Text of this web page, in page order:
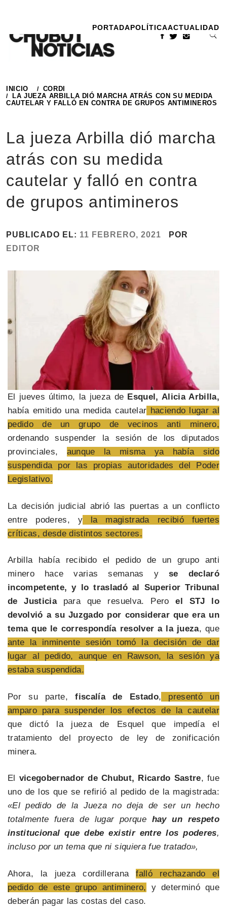
contenido
PORTADAPOLÍTICAACTUALIDAD
INICIO
CORDI
LA JUEZA ARBILLA DIÓ MARCHA ATRÁS CON SU MEDIDA
CAUTELAR Y FALLÓ EN CONTRA DE GRUPOS ANTIMINEROS
La jueza Arbilla dió marcha
atrás con su medida
cautelar y falló en contra
de grupos antimineros
PUBLICADO EL: 11 FEBRERO, 2021
POR
EDITOR
El jueves último, la jueza de Esquel, Alicia Arbilla,
había emitido una medida cautelar haciendo lugar al
pedido de un grupo de vecinos anti minero,
ordenando suspender la sesión de los diputados
provinciales, aunque la misma ya había sido
suspendida por las propias autoridades del Poder
Legislativo.
La decisión judicial abrió las puertas a un conflicto
entre poderes, y la magistrada recibió fuertes
críticas, desde distintos sectores.
Arbilla había recibido el pedido de un grupo anti
minero hace varias semanas y se declaró
incompetente, y lo trasladó al Superior Tribunal
de Justiciapara que resuelva. Peroel STJ lo
devolvió a su Juzgado por considerar que era un
tema que le correspondía resolver a la jueza, que
ante la inminente sesión tomó la decisión de dar
lugar al pedido, aunque en Rawson, la sesión ya
estaba suspendida.
Por su parte, fiscalía de Estado, presentó un
amparo para suspender los efectos de la cautelar
que dictó la jueza de Esquel que impedía el
tratamiento del proyecto de ley de zonificación
minera.
El vicegobernador de Chubut, Ricardo Sastre, fue
uno de los que se refirió al pedido de la magistrada:
«El pedido de la Jueza no deja de ser un hecho
totalmente fuera de lugar porque hay un respeto
institucional que debe existir entre los poderes,
incluso por un tema que ni siquiera fue tratado»,
Ahora, la jueza cordilleranafalló rechazando el
pedido de este grupo antiminero, y determinó que
deberán pagar las costas del caso.